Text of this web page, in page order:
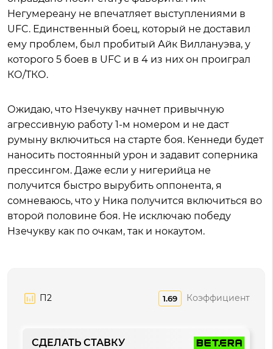
Негумереану не впечатляет выступлениями в
UFC. Единственный боец, который не доставил
ему проблем, был пробитый Айк Виллануэва, у
которого 5 боев в UFC и в 4 из них он проиграл
КО/ТКО.
Ожидаю, что Нзечукву начнет привычную
агрессивную работу 1-м номером и не даст
румыну включиться на старте боя. Кеннеди будет
наносить постоянный урон и задавит соперника
прессингом. Даже если у нигерийца не
получится быстро вырубить оппонента, я
сомневаюсь, что у Ника получится включиться во
второй половине боя. Не исключаю победу
Нзечукву как по очкам, так и нокаутом.
П2 1.69 Коэффициент
СДЕЛАТЬ СТАВКУ